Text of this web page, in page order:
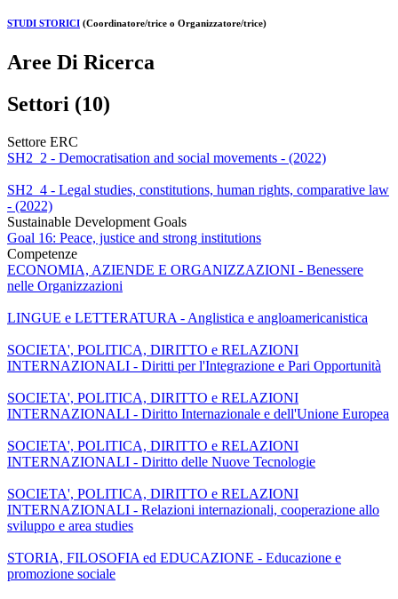
STUDI STORICI (Coordinatore/trice o Organizzatore/trice)
Aree Di Ricerca
Settori (10)
Settore ERC
SH2_2 - Democratisation and social movements - (2022)
SH2_4 - Legal studies, constitutions, human rights, comparative law
- (2022)
Sustainable Development Goals
Goal 16: Peace, justice and strong institutions
Competenze
ECONOMIA, AZIENDE E ORGANIZZAZIONI - Benessere
nelle Organizzazioni
LINGUE e LETTERATURA - Anglistica e angloamericanistica
SOCIETA', POLITICA, DIRITTO e RELAZIONI
INTERNAZIONALI - Diritti per l'Integrazione e Pari Opportunità
SOCIETA', POLITICA, DIRITTO e RELAZIONI
INTERNAZIONALI - Diritto Internazionale e dell'Unione Europea
SOCIETA', POLITICA, DIRITTO e RELAZIONI
INTERNAZIONALI - Diritto delle Nuove Tecnologie
SOCIETA', POLITICA, DIRITTO e RELAZIONI
INTERNAZIONALI - Relazioni internazionali, cooperazione allo
sviluppo e area studies
STORIA, FILOSOFIA ed EDUCAZIONE - Educazione e
promozione sociale